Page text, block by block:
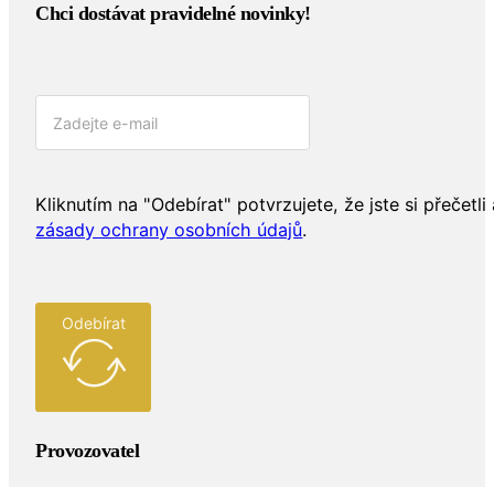
Chci dostávat pravidelné novinky!​
Kliknutím na "Odebírat" potvrzujete, že jste si přečetli
zásady ochrany osobních údajů.
Odebírat
Provozovatel